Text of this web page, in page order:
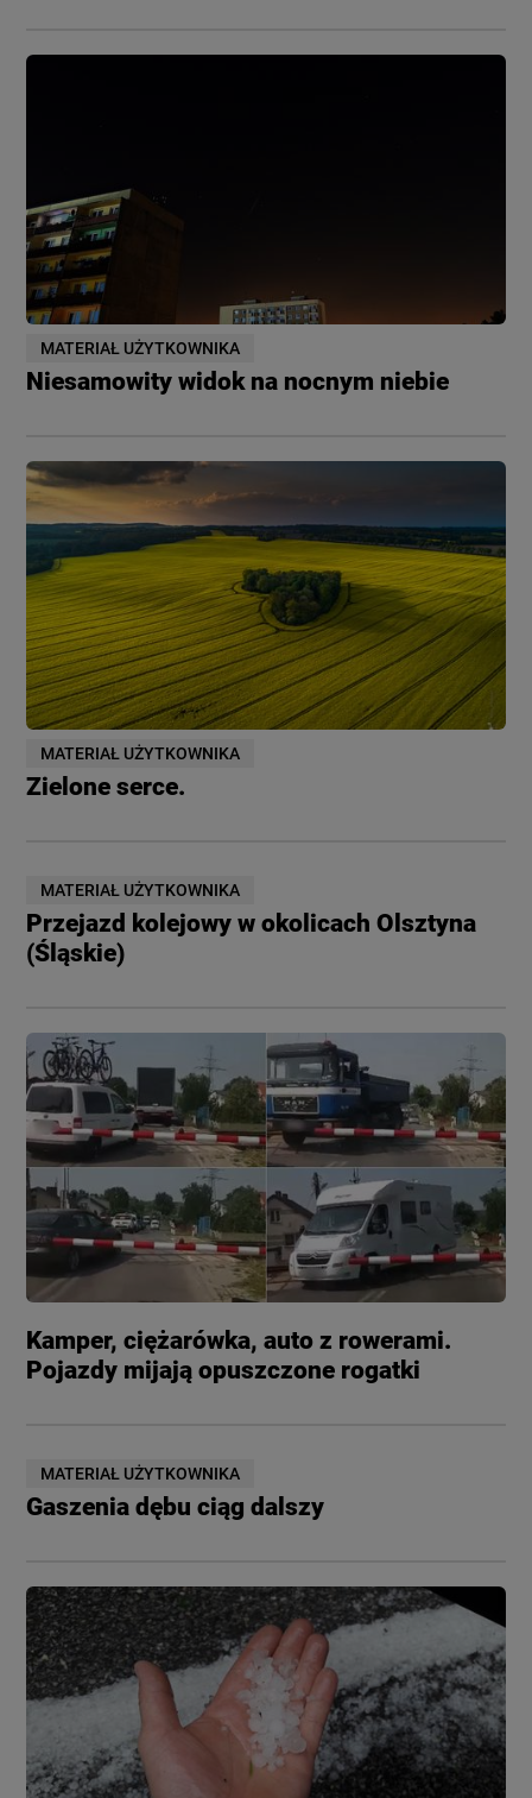
MATERIAŁ UŻYTKOWNIKA
Niesamowity widok na nocnym niebie
MATERIAŁ UŻYTKOWNIKA
Zielone serce.
MATERIAŁ UŻYTKOWNIKA
Przejazd kolejowy w okolicach Olsztyna
(Śląskie)
Kamper, ciężarówka, auto z rowerami.
Pojazdy mijają opuszczone rogatki
MATERIAŁ UŻYTKOWNIKA
Gaszenia dębu ciąg dalszy